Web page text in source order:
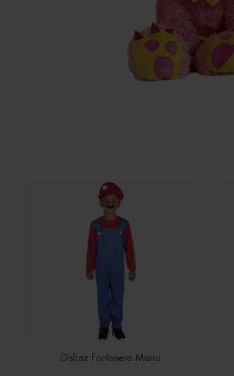
Disfraz Fontanero Mario